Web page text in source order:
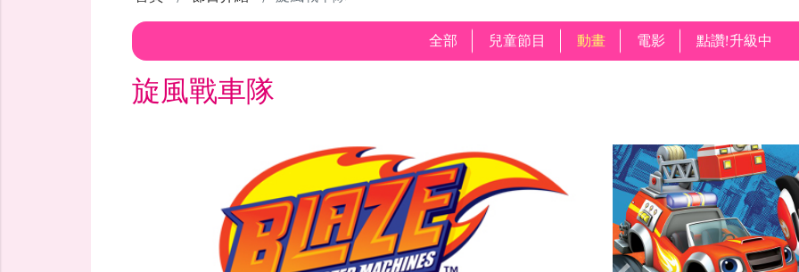
全部 兒童節目 動畫 電影 點讚!升級中
旋風戰車隊